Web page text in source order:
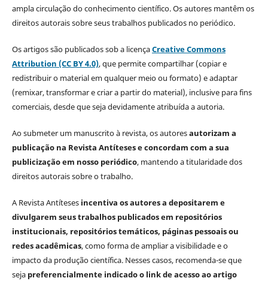
ampla circulação do conhecimento científico. Os autores mantêm os
direitos autorais sobre seus trabalhos publicados no periódico.
Os artigos são publicados sob a licençaCreative Commons
Attribution (CC BY 4.0), que permite compartilhar (copiar e
redistribuir o material em qualquer meio ou formato) e adaptar
(remixar, transformar e criar a partir do material), inclusive para fins
comerciais, desde que seja devidamente atribuída a autoria.
Ao submeter um manuscrito à revista, os autoresautorizam a
publicação na Revista Antíteses e concordam com a sua
publicização em nosso periódico, mantendo a titularidade dos
direitos autorais sobre o trabalho.
A Revista Antíteses incentiva os autores a depositarem e
divulgarem seus trabalhos publicados em repositórios
institucionais, repositórios temáticos, páginas pessoais ou
redes acadêmicas, como forma de ampliar a visibilidade e o
impacto da produção científica. Nesses casos, recomenda-se que
seja preferencialmente indicado o link de acesso ao artigo